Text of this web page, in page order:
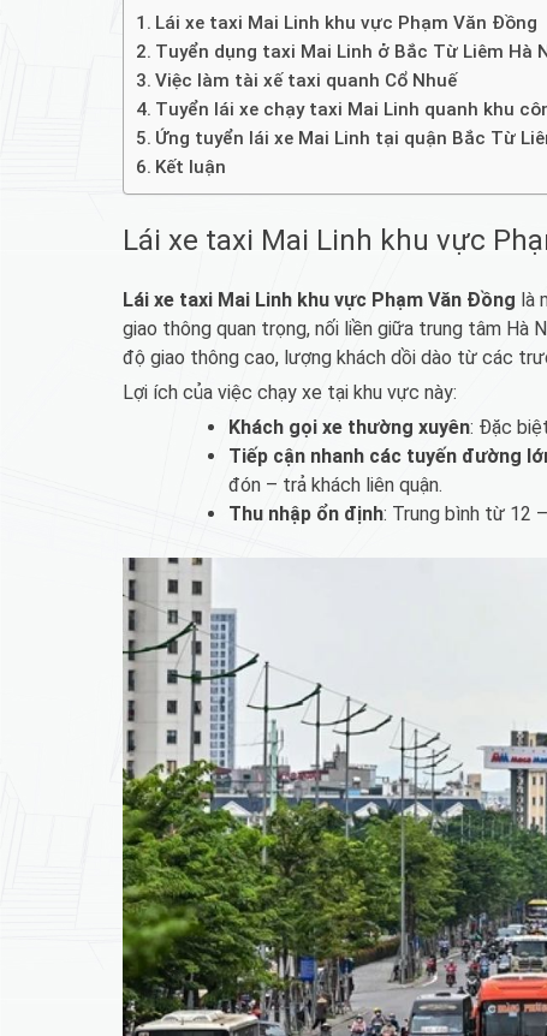
Lái xe taxi Mai Linh khu vực Phạm Văn Đồng
Tuyển dụng taxi Mai Linh ở Bắc Từ Liêm Hà
Việc làm tài xế taxi quanh Cổ Nhuế
Tuyển lái xe chạy taxi Mai Linh quanh khu
Ứng tuyển lái xe Mai Linh tại quận Bắc Từ
Kết luận
Lái xe taxi Mai Linh khu vực
Lái xe taxi Mai Linh khu vực Phạm Văn Đồng là
giao thông quan trọng, nối liền giữa trung tâm Hà
độ giao thông cao, lượng khách dồi dào từ các
Lợi ích của việc chạy xe tại khu vực này:
Khách gọi xe thường xuyên: Đặc
Tiếp cận nhanh các tuyến đường
đón – trả khách liên quận.
Thu nhập ổn định: Trung bình từ 12